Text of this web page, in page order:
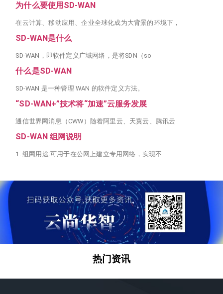
为什么要使用SD-WAN
在云计算、移动应用、企业全球化成为大背景的环境下，
SD-WAN是什么
SD-WAN，即软件定义广域网络，是将SDN（so
什么是SD-WAN
SD-WAN 是一种管理 WAN 的软件定义方法。
“SD-WAN+”技术将“加速”云服务发展
通信世界网消息（CWW）随着阿里云、天翼云、腾讯云
SD-WAN 组网说明
1. 组网用途:可用于在公网上建立专用网络，实现不
热门资讯